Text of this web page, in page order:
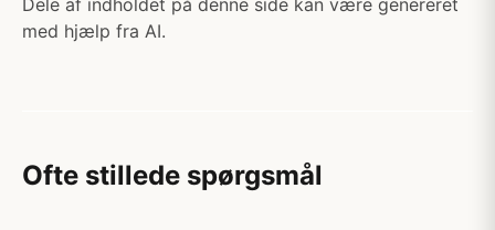
Dele af indholdet på denne side kan være genereret
med hjælp fra AI.
Ofte stillede spørgsmål